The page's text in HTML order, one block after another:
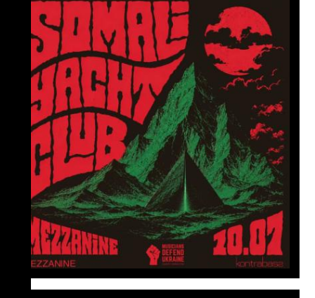
10 липня
18:00
Somali Yacht Club
Somali Yacht Club повертаються до
Києва з першим сольним концертом
з 2022 року!
дізнатися більше